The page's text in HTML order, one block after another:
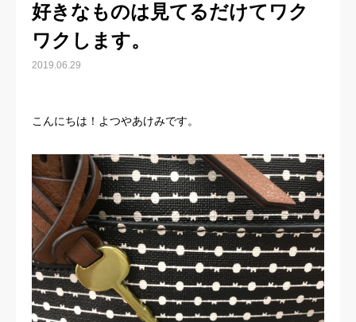
好きなものは見てるだけてワク
ワクします。
2019.06.29
こんにちは！よつやあけみです。
LINE登録
HOME
施工事例
お客様の声
よくある質問
イベント情報